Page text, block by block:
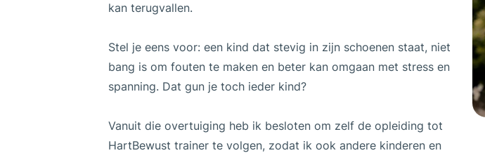
kan terugvallen.
Stel je eens voor: een kind dat stevig in zijn schoenen staat, niet
bang is om fouten te maken en beter kan omgaan met stress en
spanning. Dat gun je toch ieder kind?
Vanuit die overtuiging heb ik besloten om zelf de opleiding tot
HartBewust trainer te volgen, zodat ik ook andere kinderen en